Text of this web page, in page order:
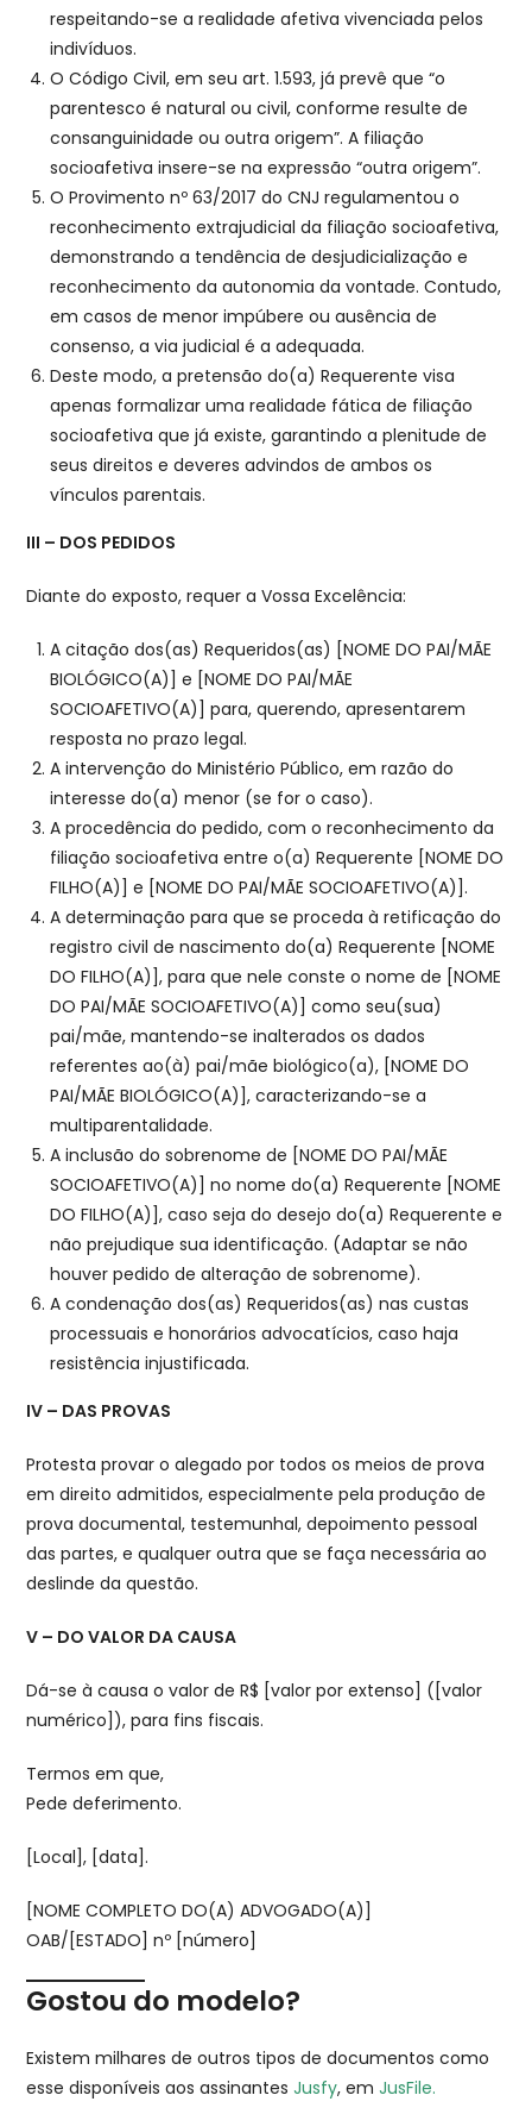
respeitando-se a realidade afetiva vivenciada pelos
indivíduos.
O Código Civil, em seu art. 1.593, já prevê que “o
parentesco é natural ou civil, conforme resulte de
consanguinidade ou outra origem”. A filiação
socioafetiva insere-se na expressão “outra origem”.
O Provimento nº 63/2017 do CNJ regulamentou o
reconhecimento extrajudicial da filiação socioafetiva,
demonstrando a tendência de desjudicialização e
reconhecimento da autonomia da vontade. Contudo,
em casos de menor impúbere ou ausência de
consenso, a via judicial é a adequada.
Deste modo, a pretensão do(a) Requerente visa
apenas formalizar uma realidade fática de filiação
socioafetiva que já existe, garantindo a plenitude de
seus direitos e deveres advindos de ambos os
vínculos parentais.
III – DOS PEDIDOS
Diante do exposto, requer a Vossa Excelência:
A citação dos(as) Requeridos(as) [NOME DO PAI/MÃE
BIOLÓGICO(A)] e [NOME DO PAI/MÃE
SOCIOAFETIVO(A)] para, querendo, apresentarem
resposta no prazo legal.
A intervenção do Ministério Público, em razão do
interesse do(a) menor (se for o caso).
A procedência do pedido, com o reconhecimento da
filiação socioafetiva entre o(a) Requerente [NOME DO
FILHO(A)] e [NOME DO PAI/MÃE SOCIOAFETIVO(A)].
A determinação para que se proceda à retificação do
registro civil de nascimento do(a) Requerente [NOME
DO FILHO(A)], para que nele conste o nome de [NOME
DO PAI/MÃE SOCIOAFETIVO(A)] como seu(sua)
pai/mãe, mantendo-se inalterados os dados
referentes ao(à) pai/mãe biológico(a), [NOME DO
PAI/MÃE BIOLÓGICO(A)], caracterizando-se a
multiparentalidade.
A inclusão do sobrenome de [NOME DO PAI/MÃE
SOCIOAFETIVO(A)] no nome do(a) Requerente [NOME
DO FILHO(A)], caso seja do desejo do(a) Requerente e
não prejudique sua identificação. (Adaptar se não
houver pedido de alteração de sobrenome).
A condenação dos(as) Requeridos(as) nas custas
processuais e honorários advocatícios, caso haja
resistência injustificada.
IV – DAS PROVAS
Protesta provar o alegado por todos os meios de prova
em direito admitidos, especialmente pela produção de
prova documental, testemunhal, depoimento pessoal
das partes, e qualquer outra que se faça necessária ao
deslinde da questão.
V – DO VALOR DA CAUSA
Dá-se à causa o valor de R$ [valor por extenso] ([valor
numérico]), para fins fiscais.
Termos em que,
Pede deferimento.
[Local], [data].
[NOME COMPLETO DO(A) ADVOGADO(A)]
OAB/[ESTADO] nº [número]
Gostou do modelo?
Existem milhares de outros tipos de documentos como
esse disponíveis aos assinantesJusfy, emJusFile.